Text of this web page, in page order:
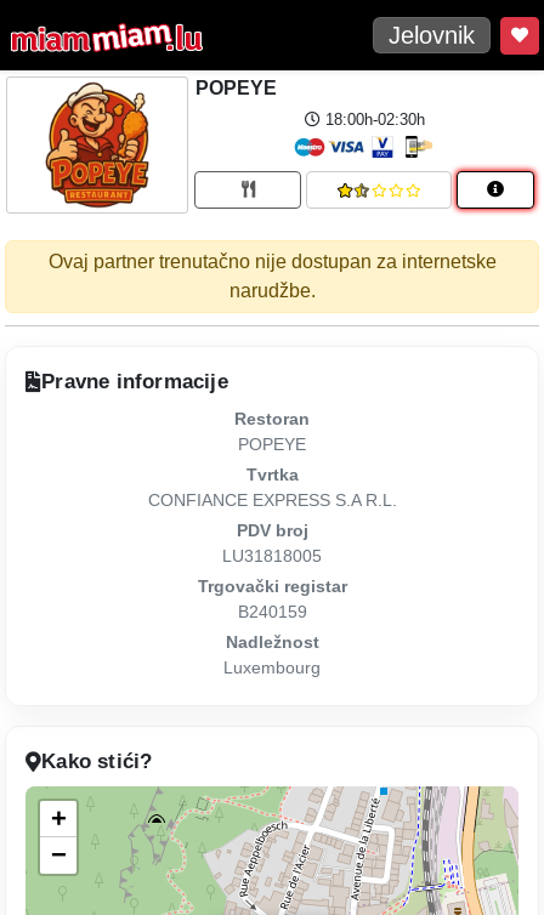
Jelovnik
POPEYE
18:00h-02:30h
Ovaj partner trenutačno nije dostupan za internetske
narudžbe.
Pravne informacije
Restoran
POPEYE
Tvrtka
CONFIANCE EXPRESS S.A R.L.
PDV broj
LU31818005
Trgovački registar
B240159
Nadležnost
Luxembourg
Kako stići?
+
−